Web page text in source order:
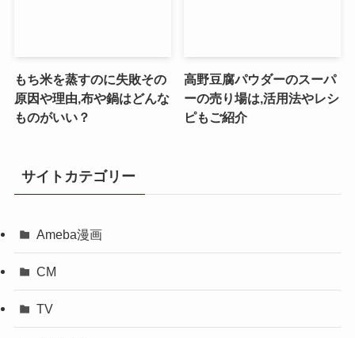
もち米を蒸すのに失敗その
原因や理由,布や鍋はどんな
ものがいい？
高野豆腐パウダーのスーパ
ーの売り場は,活用法やレシ
ピもご紹介
サイトカテゴリー
Ameba漫画
CM
TV